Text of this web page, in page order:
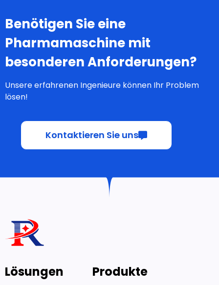
Benötigen Sie eine
Pharmamaschine mit
besonderen Anforderungen?
Unsere erfahrenen Ingenieure können Ihr Problem
lösen!
Kontaktieren Sie uns
Lösungen Produkte